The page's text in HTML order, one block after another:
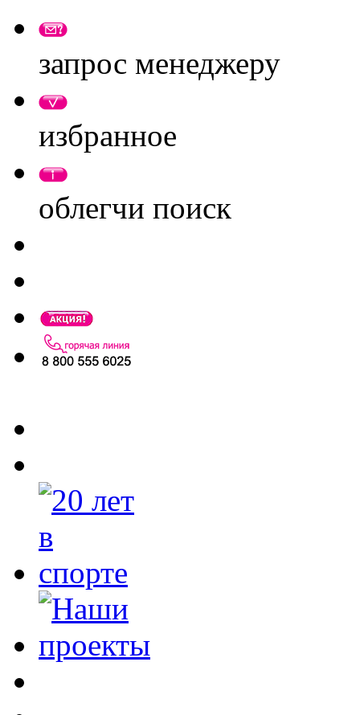
запрос менеджеру
избранное
облегчи поиск